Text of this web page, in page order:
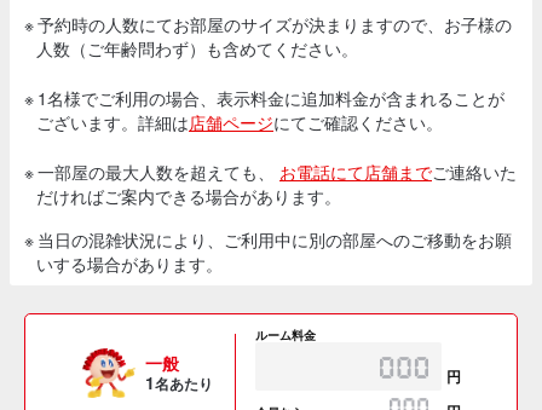
※ 予約時の人数にてお部屋のサイズが決まりますので、お子様の
人数（ご年齢問わず）も含めてください。
※ 1名様でご利用の場合、表示料金に追加料金が含まれることが
ございます。詳細は店舗ページにてご確認ください。
※ 一部屋の最大人数を超えても、 お電話にて店舗までご連絡いた
だければご案内できる場合があります。
※ 当日の混雑状況により、ご利用中に別の部屋へのご移動をお願
いする場合があります。
一般
1名あたり
ルーム料金
円